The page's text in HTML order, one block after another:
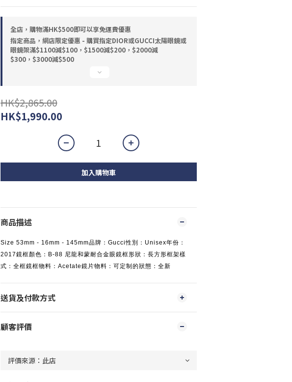
全店，購物滿HK$500即可以享免運費優惠
指定商品，網店限定優惠 - 購買指定DIOR或GUCCI太陽眼鏡或
眼鏡架滿$1100減$100，$1500減$200，$2000減
$300，$3000減$500
HK$2,865.00
HK$1,990.00
加入購物車
商品描述
Size 53mm - 16mm - 145mm品牌：Gucci性別：Unisex年份：
2017鏡框顏色：B-88 尼龍和蒙耐合金眼鏡框形狀：長方形框架樣
式：全框鏡框物料：Acetate鏡片物料：可定制的狀態：全新
送貨及付款方式
顧客評價